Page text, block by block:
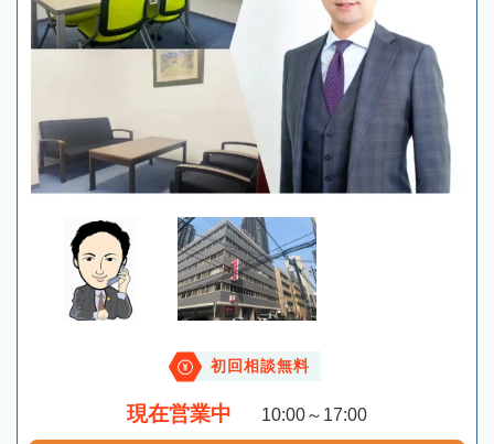
初回相談無料
現在営業中 10:00～17:00